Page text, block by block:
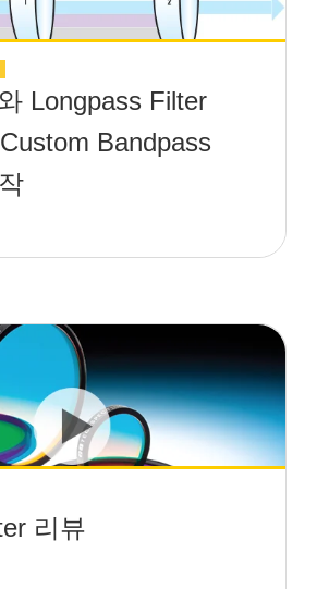
Longpass Filter
Bandpass
리뷰